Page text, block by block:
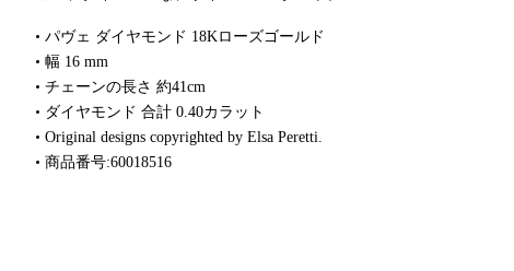
パヴェ ダイヤモンド 18Kローズゴールド
幅 16 mm
チェーンの長さ 約41cm
ダイヤモンド 合計 0.40カラット
Original designs copyrighted by Elsa Peretti.
商品番号:60018516